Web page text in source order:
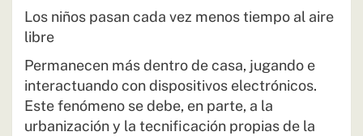
Los niños pasan cada vez menos tiempo al aire
libre
Permanecen más dentro de casa, jugando e
interactuando con dispositivos electrónicos.
Este fenómeno se debe, en parte, a la
urbanización y la tecnificación propias de la